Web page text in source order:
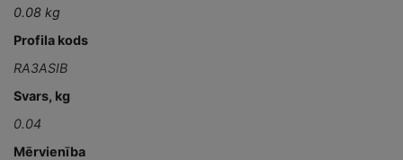
0.08 kg
Profila kods
RA3ASIB
Svars, kg
0.04
Mērvienība